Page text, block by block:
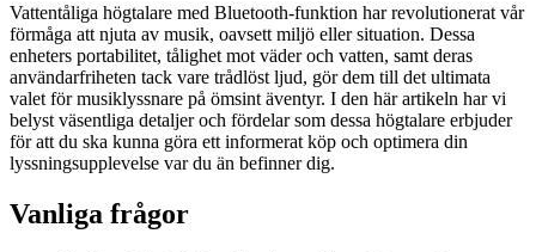
Vattentåliga högtalare med Bluetooth-funktion har revolutionerat vår
förmåga att njuta av musik, oavsett miljö eller situation. Dessa
enheters portabilitet, tålighet mot väder och vatten, samt deras
användarfriheten tack vare trådlöst ljud, gör dem till det ultimata
valet för musiklyssnare på ömsint äventyr. I den här artikeln har vi
belyst väsentliga detaljer och fördelar som dessa högtalare erbjuder
för att du ska kunna göra ett informerat köp och optimera din
lyssningsupplevelse var du än befinner dig.
Vanliga frågor